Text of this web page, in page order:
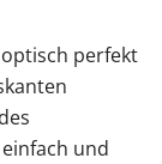
perfekt
und